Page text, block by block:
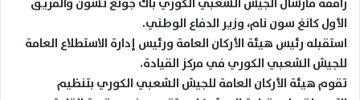
الأول كانغ سون نام، وزير الدفاع الوطني.
استقبله رئيس هيئة الأركان العامة ورئيس إدارة الاستطلاع العامة
للجيش الشعبي الكوري في مركز القيادة.
تقوم هيئة الأركان العامة للجيش الشعبي الكوري بتنظيم